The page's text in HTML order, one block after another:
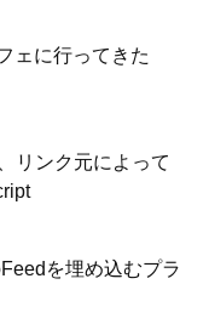
ェに行ってきた
リンク元によって
を埋め込むプラ